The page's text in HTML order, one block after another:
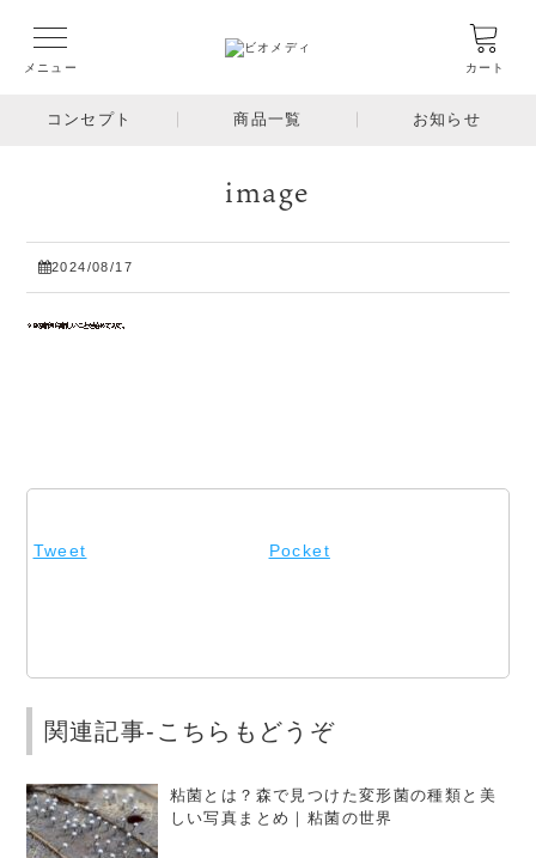
メニュー カート
コンセプト 商品一覧 お知らせ
image
2024/08/17
Tweet Pocket
関連記事-こちらもどうぞ
粘菌とは？森で見つけた変形菌の種類と美
しい写真まとめ｜粘菌の世界